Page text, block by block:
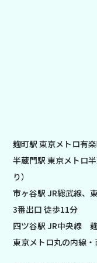
麹町駅 東京メトロ有
半蔵門駅 東京メトロ
り）
市ヶ谷駅 JR総武線、
3番出口 徒歩11分
四ツ谷駅 JR中央線
東京メトロ丸の内線